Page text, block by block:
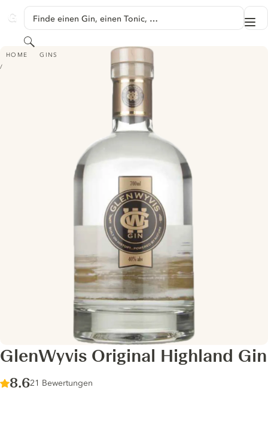
GINVENTORY
Finde einen Gin, einen Tonic, …
Suchen
HOME GINS
GLENWYVIS ORIGINAL HIGHLAND GIN
GlenWyvis Original Highland Gin
Score :
8.6/ 10
21 Bewertungen